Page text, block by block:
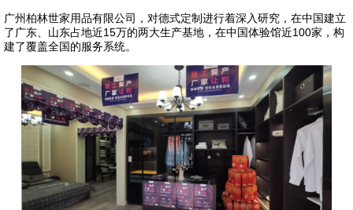
广州柏林世家用品有限公司，对德式定制进行着深入研究，在中国建立
了广东、山东占地近15万的两大生产基地，在中国体验馆近100家，构
建了覆盖全国的服务系统。